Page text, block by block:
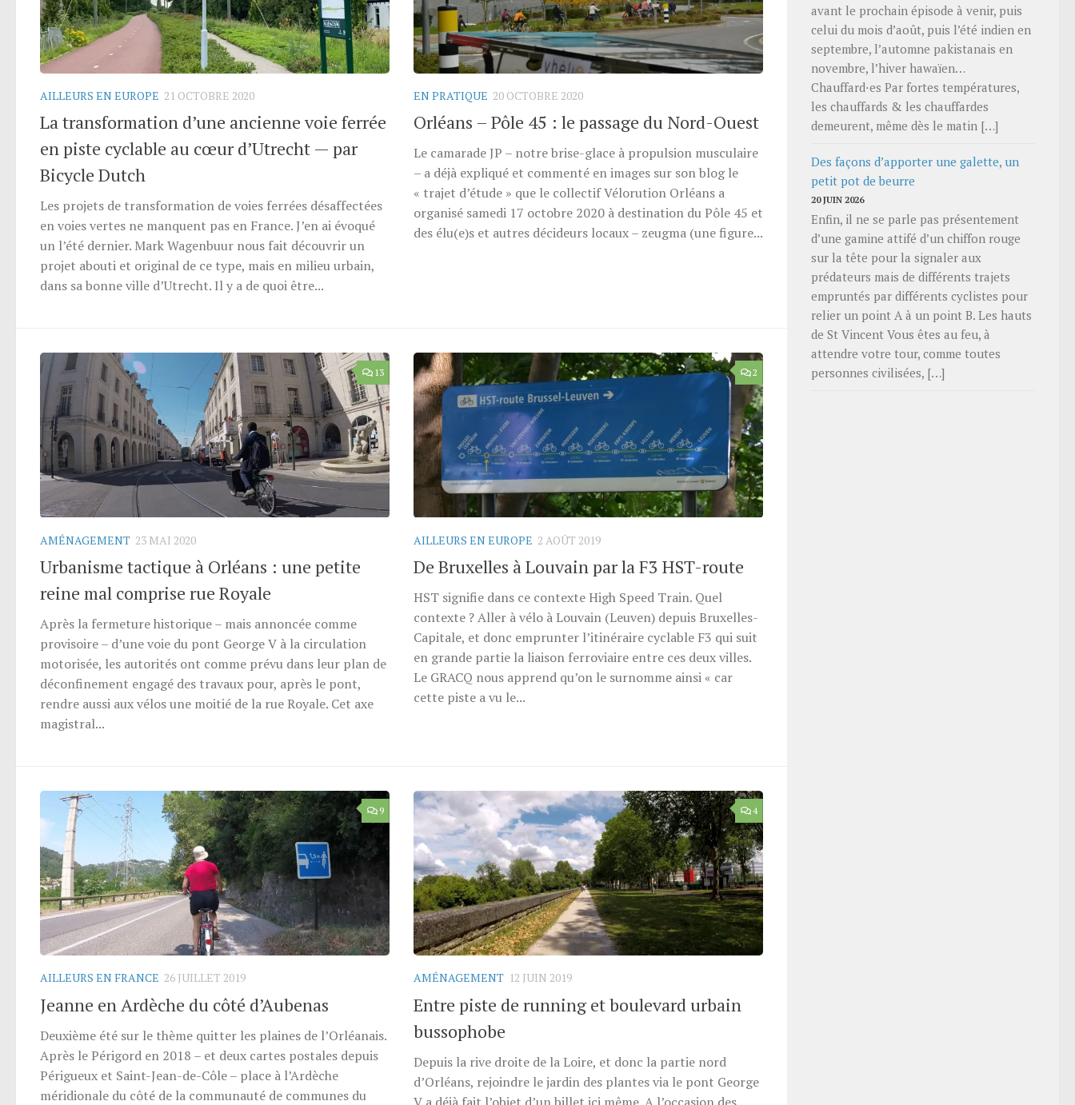
AILLEURS EN EUROPE 21 OCTOBRE 2020
La transformation d’une ancienne voie ferrée
en piste cyclable au cœur d’Utrecht — par
Bicycle Dutch
Les projets de transformation de voies ferrées désaffectées
en voies vertes ne manquent pas en France. J’en ai évoqué
un l’été dernier. Mark Wagenbuur nous fait découvrir un
projet abouti et original de ce type, mais en milieu urbain,
dans sa bonne ville d’Utrecht. Il y a de quoi être...
EN PRATIQUE 20 OCTOBRE 2020
Orléans – Pôle 45 : le passage du Nord-Ouest
Le camarade JP – notre brise-glace à propulsion musculaire
– a déjà expliqué et commenté en images sur son blog le
« trajet d’étude » que le collectif Vélorution Orléans a
organisé samedi 17 octobre 2020 à destination du Pôle 45 et
des élu(e)s et autres décideurs locaux – zeugma (une figure...
13
AMÉNAGEMENT 23 MAI 2020
Urbanisme tactique à Orléans : une petite
reine mal comprise rue Royale
Après la fermeture historique – mais annoncée comme
provisoire – d’une voie du pont George V à la circulation
motorisée, les autorités ont comme prévu dans leur plan de
déconfinement engagé des travaux pour, après le pont,
rendre aussi aux vélos une moitié de la rue Royale. Cet axe
magistral...
2
AILLEURS EN EUROPE 2 AOÛT 2019
De Bruxelles à Louvain par la F3 HST-route
HST signifie dans ce contexte High Speed Train. Quel
contexte ? Aller à vélo à Louvain (Leuven) depuis Bruxelles-
Capitale, et donc emprunter l’itinéraire cyclable F3 qui suit
en grande partie la liaison ferroviaire entre ces deux villes.
Le GRACQ nous apprend qu’on le surnomme ainsi « car
cette piste a vu le...
9
AILLEURS EN FRANCE 26 JUILLET 2019
Jeanne en Ardèche du côté d’Aubenas
Deuxième été sur le thème quitter les plaines de l’Orléanais.
Après le Périgord en 2018 – et deux cartes postales depuis
Périgueux et Saint-Jean-de-Côle – place à l’Ardèche
méridionale du côté de la communauté de communes du
4
AMÉNAGEMENT 12 JUIN 2019
Entre piste de running et boulevard urbain
bussophobe
Depuis la rive droite de la Loire, et donc la partie nord
d’Orléans, rejoindre le jardin des plantes via le pont George
V a déjà fait l’objet d’un billet ici même. A l’occasion des
avant le prochain épisode à venir, puis
celui du mois d’août, puis l’été indien en
septembre, l’automne pakistanais en
novembre, l’hiver hawaïen…
Chauffard⋅es Par fortes températures,
les chauffards & les chauffardes
demeurent, même dès le matin […]
Des façons d’apporter une galette, un
petit pot de beurre
20 JUIN 2026
Enfin, il ne se parle pas présentement
d’une gamine attifé d’un chiffon rouge
sur la tête pour la signaler aux
prédateurs mais de différents trajets
empruntés par différents cyclistes pour
relier un point A à un point B. Les hauts
de St Vincent Vous êtes au feu, à
attendre votre tour, comme toutes
personnes civilisées, […]